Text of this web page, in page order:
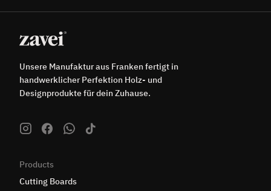
Unsere Manufaktur aus Franken fertigt in
handwerklicher Perfektion Holz- und
Designprodukte für dein Zuhause.
Products
Cutting Boards